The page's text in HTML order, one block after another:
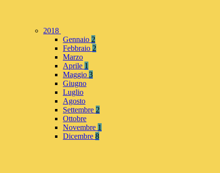
2018
Gennaio 2
Febbraio 2
Marzo
Aprile 1
Maggio 3
Giugno
Luglio
Agosto
Settembre 2
Ottobre
Novembre 1
Dicembre 8